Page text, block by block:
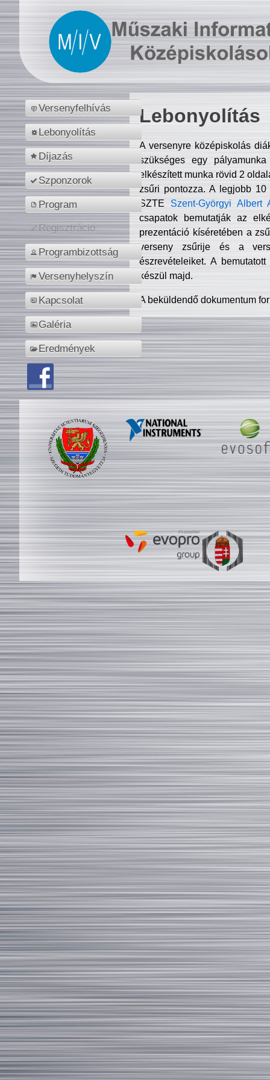
Versenyfelhívás
Lebonyolítás
Díjazás
Szponzorok
Program
Regisztráció
Programbizottság
Versenyhelyszín
Kapcsolat
Galéria
Eredmények
Lebonyolítás
A versenyre középiskolás
szükséges egy
elkészített munka rövid 2
zsűri pontozza. A legjobb
SZTE Szent-Györgyi Albert
csapatok bemutatják az
prezentáció kíséretében a
verseny zsűrije és a
észrevételeiket. A
készül majd.
A beküldendő dokumentum